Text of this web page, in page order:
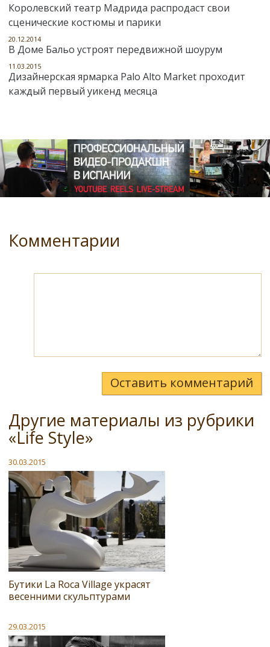
Королевский театр Мадрида распродаст свои
сценические костюмы и парики
20.12.2014
В Доме Бальо устроят передвижной шоурум
11.03.2015
Дизайнерская ярмарка Palo Alto Market проходит
каждый первый уикенд месяца
Комментарии
Оставить комментарий
Другие материалы из рубрики
«Life Style»
30.03.2015
Бутики La Roca Village украсят
весенними скульптурами
29.03.2015